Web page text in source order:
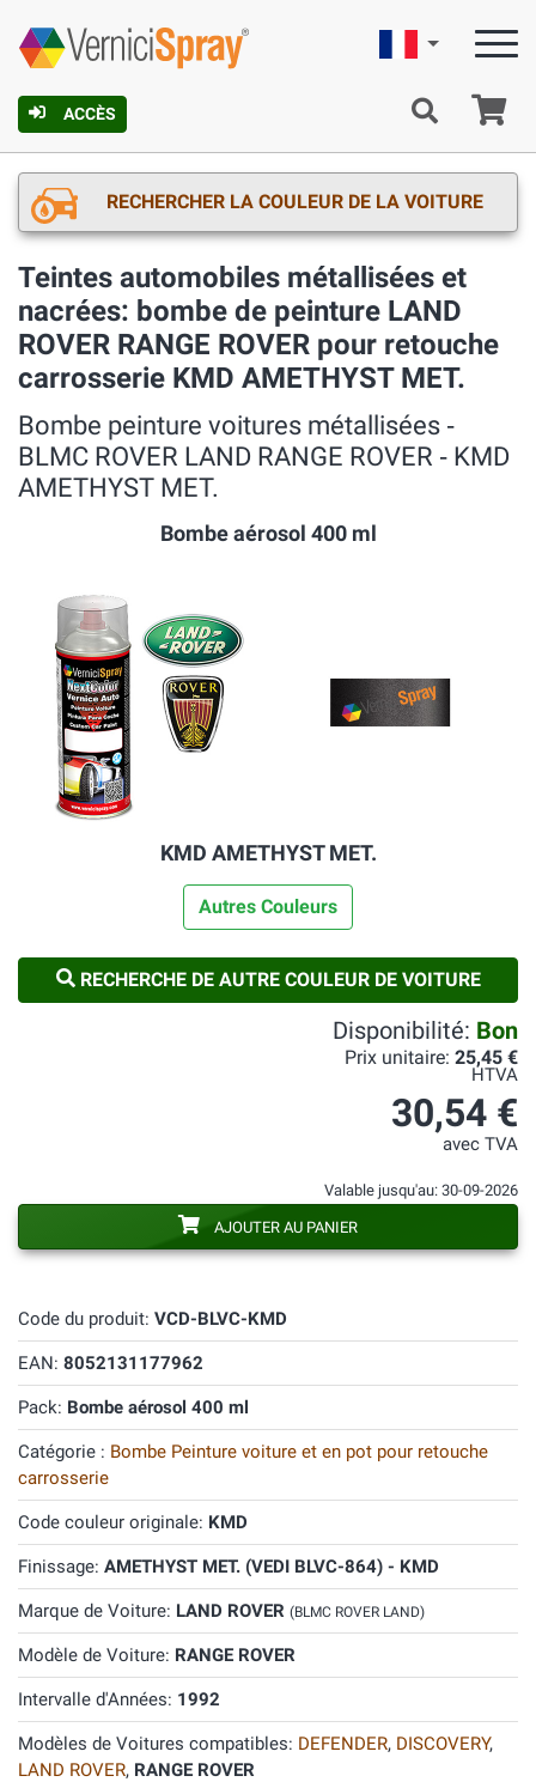
ACCÈS
Française
RECHERCHER LA COULEUR DE LA VOITURE
Teintes automobiles métallisées et
nacrées: bombe de peinture LAND
ROVER RANGE ROVER pour retouche
carrosserie KMD AMETHYST MET.
Bombe peinture voitures métallisées ‐
BLMC ROVER LAND RANGE ROVER ‐ KMD
AMETHYST MET.
Bombe aérosol 400 ml
KMD AMETHYST MET.
Autres Couleurs
RECHERCHE DE AUTRE COULEUR DE VOITURE
Code du produit: VCD-BLVC-KMD
EAN: 8052131177962
Pack: Bombe aérosol 400 ml
Catégorie : Bombe Peinture voiture et en pot pour retouche
carrosserie
Code couleur originale: KMD
Finissage: AMETHYST MET. (VEDI BLVC-864) - KMD
Marque de Voiture: LAND ROVER (BLMC ROVER LAND)
Modèle de Voiture: RANGE ROVER
Intervalle d'Années: 1992
Modèles de Voitures compatibles: DEFENDER, DISCOVERY,
LAND ROVER, RANGE ROVER
Disponibilité: Bon
Prix unitaire: 25,45 €
HTVA
30,54 €
avec TVA
Valable jusqu'au: 30-09-2026
AJOUTER AU PANIER